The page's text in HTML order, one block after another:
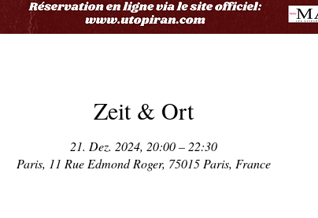
Zeit & Ort
21. Dez. 2024, 20:00 – 22:30
Paris, 11 Rue Edmond Roger, 75015 Paris, France